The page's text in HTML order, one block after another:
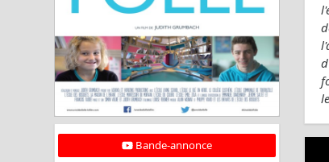
Bande-annonce